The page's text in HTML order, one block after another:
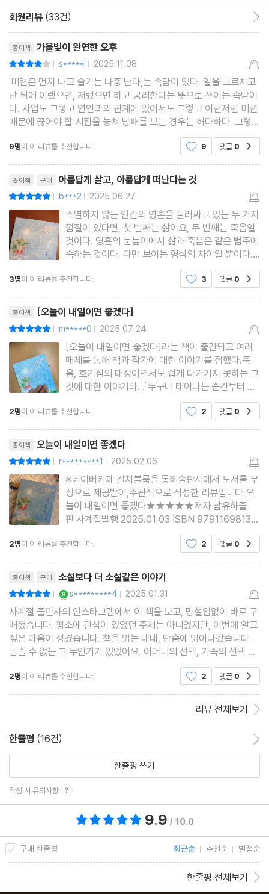
회원리뷰 (33건)
종이책 가을빛이 완연한 오후
| s*****l | 2025.11.08
'미련은 먼저 나고 슬기는 나중 난다,는 속담이 있다. 일을 그르치고
난 뒤에 이랬으면, 저랬으면 하고 궁리한다는 뜻으로 쓰이는 속담이
다. 사업도 그렇고 연인과의 관계에 있어서도 그렇고 이런저런 미련
때문에 끊어야 할 시점을 놓쳐 낭패를 보는 경우는 허다하다. 그렇게
시기를 놓치고 어쩔 수 없이 떠밀리듯 결정을 내렸던 대부분의 사람
들이 그 시절을 복기하면서 '좀 더
9명이 이 리뷰를 추천합니다. 9 댓글 0
종이책 구매 아름답게 살고, 아름답게 떠난다는 것
| b***2 | 2025.06.27
소멸하지 않는 인간의 영혼을 둘러싸고 있는 두 가지
껍질이 있다면, 첫 번째는 삶이요, 두 번째는 죽음일
것이다. 영혼의 눈높이에서 삶과 죽음은 같은 범주에
속하는 것이다. 다만 보이는 형식의 차이일 뿐이다.
극심한 고통을 주는 병마가 자신과 가족의 삶을 먹구
름처럼 지배한다면, 인간의 자유의지는 다른 껍질을
별에 대한 고뇌
3명이 이 리뷰를 추천합니다. 3 댓글 0
종이책 [오늘이 내일이면 좋겠다]
| m*****0 | 2025.07.24
[오늘이 내일이면 좋겠다]라는 책이 출간되고 여러
매체를 통해 책과 작가에 대한 이야기를 접했다.죽
음, 호기심의 대상이면서도 쉽게 다가가지 못하는 그
것에 대한 이야기라..."누구나 태어나는 순간부터 죽
음을 향해 나아간다."너무 단순하고 치환할 수 없는
사실이라 다른 방향은 생각조차 해보지 않았는데 정
었다.고통스러운 병마와
2명이 이 리뷰를 추천합니다. 2 댓글 0
종이책 오늘이 내일이면 좋겠다
| r*********1 | 2025.02.06
※네이버카페 컬처블룸을 통해출판사에서 도서를 무
상으로 제공받아,주관적으로 작성한 리뷰입니다.오
늘이 내일이면 좋겠다★★★★★저자 남유하출
판 사계절발행 2025.01.03.ISBN 97911698134
88142*189*25mm | 312p 카테고리 한국 에세이
오늘이 내일이면 좋겠다글쓴이남유하 저출판사사계
2명이 이 리뷰를 추천합니다. 2 댓글 0
종이책 구매 소설보다 더 소설같은 이야기
| s*********4 | 2025.01.31
사계절 출판사의 인스타그램에서 이 책을 보고, 망설임없이 바로 구
매했습니다. 평소에 관심이 있었던 주제는 아니었지만, 이번에 알고
싶은 마음이 생겼습니다. 책을 읽는 내내, 단숨에 읽어나갔습니다.
멈출 수 없는 그 무언가가 있었어요. 어머니의 선택, 가족의 선택 등
등. 작가님이 그려놓은 감정의 모양새를 따라가며, 누군가에게 이것
은 오히려 실제 있었던 이야기라기 보다는 소설
2명이 이 리뷰를 추천합니다. 2 댓글 0
리뷰 전체보기
한줄평 (16건)
한줄평 쓰기
작성 시 유의사항
9.9 / 10.0
구매 한줄평 최근순 추천순 별점순
한줄평 전체보기